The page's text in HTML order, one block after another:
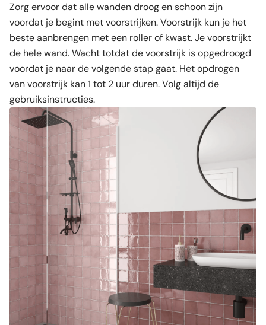
Zorg ervoor dat alle wanden droog en schoon zijn
voordat je begint met voorstrijken. Voorstrijk kun je het
beste aanbrengen met een roller of kwast. Je voorstrijkt
de hele wand. Wacht totdat de voorstrijk is opgedroogd
voordat je naar de volgende stap gaat. Het opdrogen
van voorstrijk kan 1 tot 2 uur duren. Volg altijd de
gebruiksinstructies.